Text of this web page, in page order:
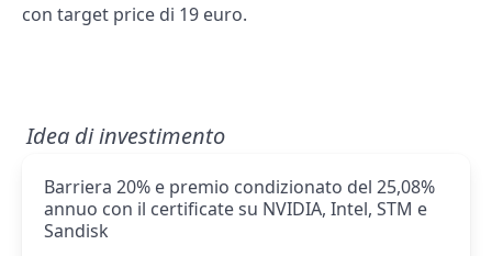
con target price di 19 euro.
Idea di investimento
Barriera 20% e premio condizionato del 25,08%
annuo con il certificate su NVIDIA, Intel, STM e
Sandisk